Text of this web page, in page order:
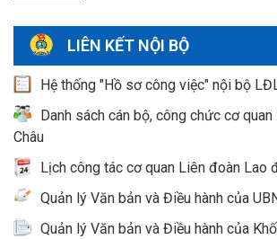
LIÊN KẾT NỘI BỘ
Hệ thống "Hồ sơ công việc" nội bộ
Danh sách cán bộ, công chức cơ
Châu
Lịch công tác cơ quan Liên đoàn Lao
Quản lý Văn bản và Điều hành của
Quản lý Văn bản và Điều hành của